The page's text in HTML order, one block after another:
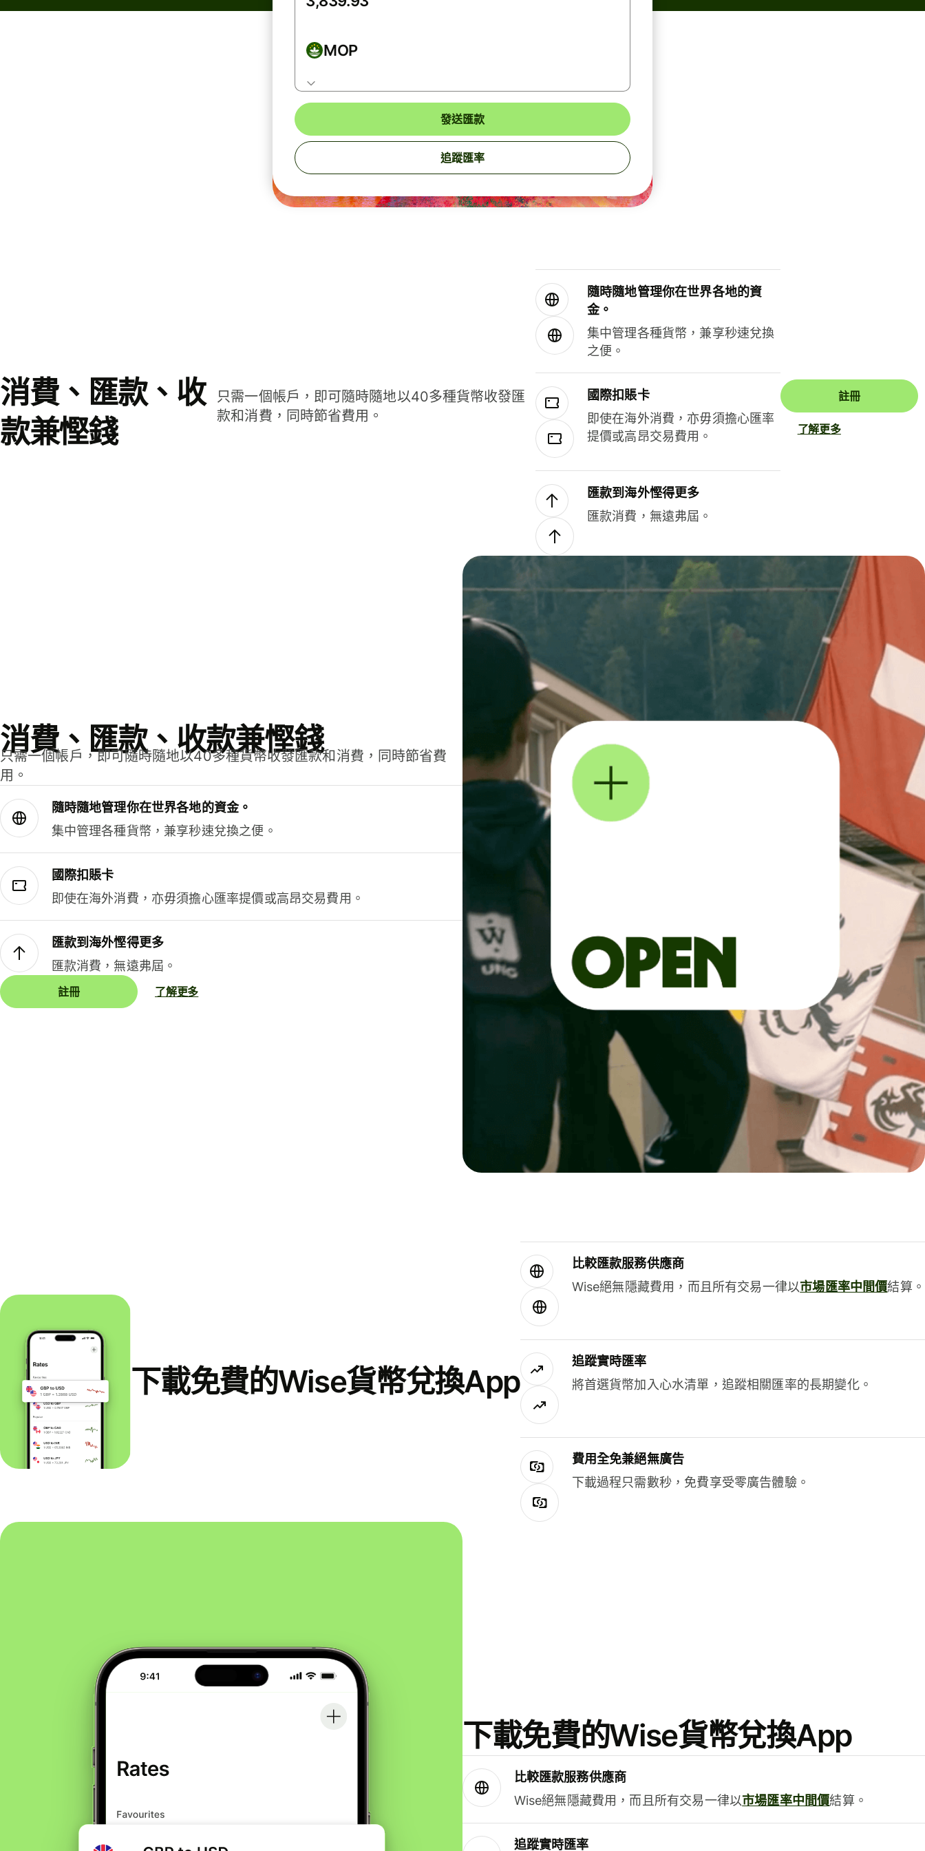
MOP
發送匯款
追蹤匯率
消費、匯款、收
款兼慳錢
只需一個帳戶，即可隨時隨地以40多種貨幣收發匯
款和消費，同時節省費用。
隨時隨地管理你在世界各地的資
金。
集中管理各種貨幣，兼享秒速兌換
之便。
國際扣賬卡
即使在海外消費，亦毋須擔心匯率
提價或高昂交易費用。
匯款到海外慳得更多
匯款消費，無遠弗屆。
註冊
了解更多
消費、匯款、收款兼慳錢
只需一個帳戶，即可隨時隨地以40多種貨幣收發匯款和消費，同時節省費
用。
隨時隨地管理你在世界各地的資金。
集中管理各種貨幣，兼享秒速兌換之便。
國際扣賬卡
即使在海外消費，亦毋須擔心匯率提價或高昂交易費用。
匯款到海外慳得更多
匯款消費，無遠弗屆。
註冊 了解更多
下載免費的Wise貨幣兌換App
比較匯款服務供應商
Wise絕無隱藏費用，而且所有交易一律以市場匯率中間價結算。
追蹤實時匯率
將首選貨幣加入心水清單，追蹤相關匯率的長期變化。
費用全免兼絕無廣告
下載過程只需數秒，免費享受零廣告體驗。
下載免費的Wise貨幣兌換App
比較匯款服務供應商
Wise絕無隱藏費用，而且所有交易一律以市場匯率中間價結算。
追蹤實時匯率